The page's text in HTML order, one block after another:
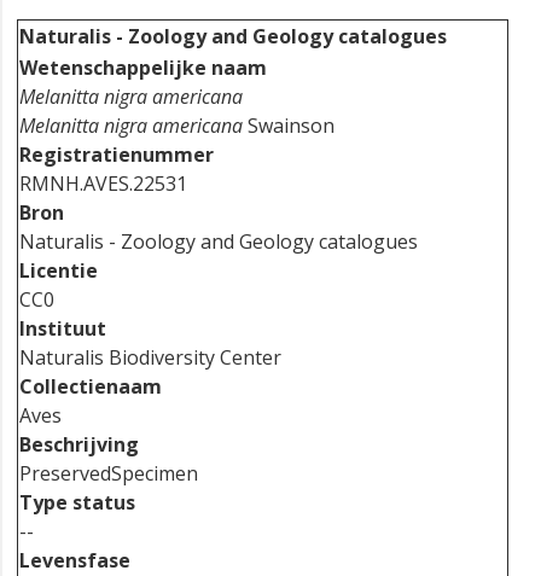
Naturalis - Zoology and Geology catalogues
Wetenschappelijke naam
Melanitta nigra americana
Melanitta nigra americanaSwainson
Registratienummer
RMNH.AVES.22531
Bron
Naturalis - Zoology and Geology catalogues
Licentie
CC0
Instituut
Naturalis Biodiversity Center
Collectienaam
Aves
Beschrijving
PreservedSpecimen
Type status
--
Levensfase